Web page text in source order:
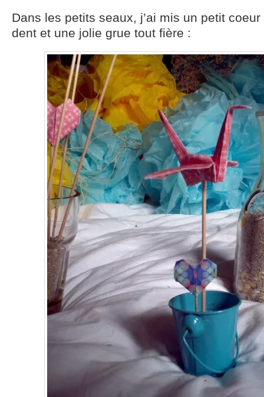
Dans les petits seaux, j’ai mis un petit
dent et une jolie grue tout fière :